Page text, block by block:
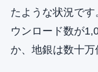
たような状況で
ウンロード数が
か、地銀は数十万